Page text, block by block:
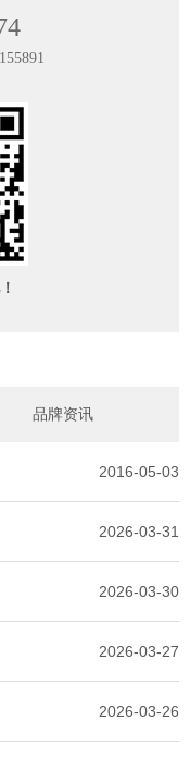
品牌资讯
2016-05-03
2026-03-31
2026-03-30
2026-03-27
2026-03-26